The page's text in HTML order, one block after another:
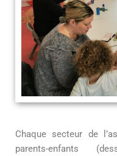
Chaque secteur de
parents-enfants